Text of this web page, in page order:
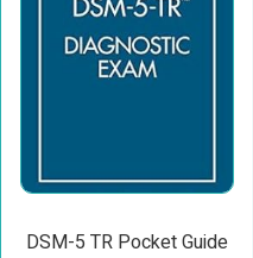
DSM-5 TR Pocket Guide